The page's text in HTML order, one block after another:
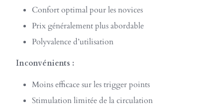
Confort optimal pour les novices
Prix généralement plus abordable
Polyvalence d’utilisation
Inconvénients :
Moins efficace sur les trigger points
Stimulation limitée de la circulation